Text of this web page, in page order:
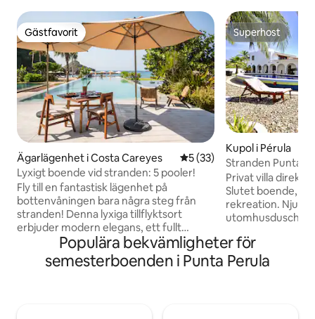
Gästfavorit
Gästfavorit
Ägarlägenhet i Costa Careyes 5 av 5 i genomsnittligt
5 (33)
Lyxigt boende vid stranden: 5 pooler!
Fly till en fantastisk lägenhet på
bottenvåningen bara några steg från
stranden! Denna lyxiga tillflyktsort
erbjuder modern elegans, ett fullt
utrustat kök och en privat uteplats och
terrass för lugna morgnar. Dyk in i
avkoppling med tillgång till 5 glittrande
Superhost
Superhost
Kupol i Pérula
Stranden Punta
Tiburon
Privat villa direkt
Slutet boende,
rekreation. Njut
med dubbelsäng
Fi ,TV, DVD, Kök,
Mikrovågsugn,
Populära bekvämligheter för
semesterboenden i Punta Perula